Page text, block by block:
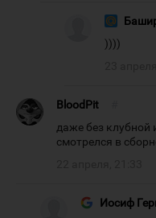
))))
BloodPit
даже без клубной
смотрелся в
Иосиф